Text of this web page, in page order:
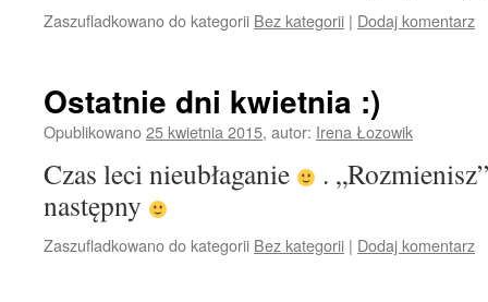
Zaszufladkowano do kategorii Bez kategorii | Dodaj komentarz
Ostatnie dni kwietnia :)
Opublikowano25 kwietnia 2015, autor: Irena Łozowik
Czas leci nieubłaganie
.
następny
Zaszufladkowano do kategorii Bez kategorii | Dodaj komentarz